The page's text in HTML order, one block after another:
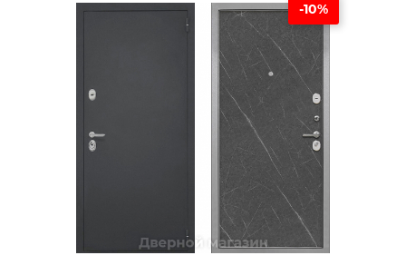
-10%